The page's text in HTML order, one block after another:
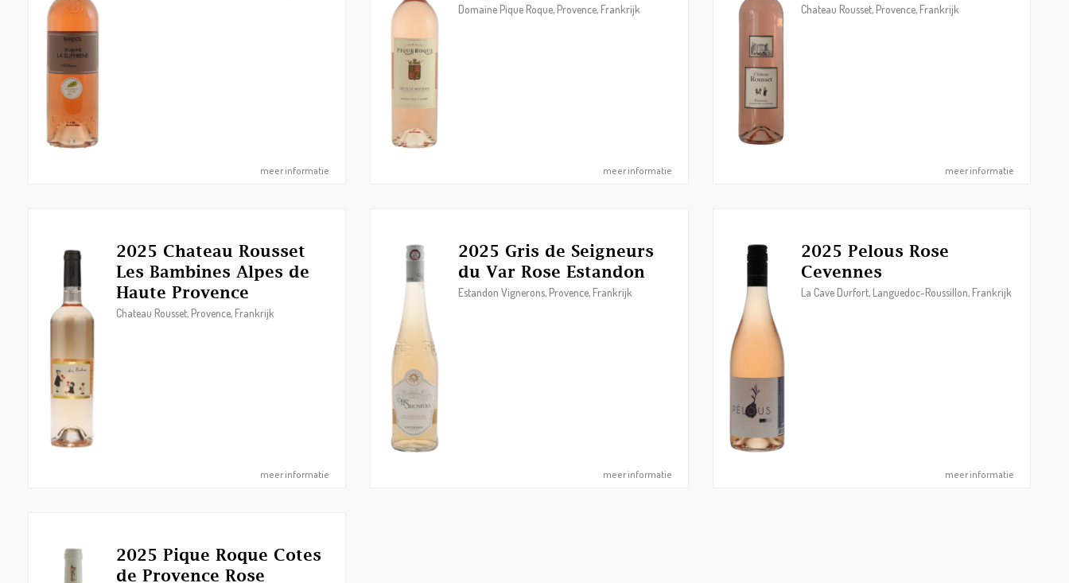
meer informatie
Domaine Pique Roque, Provence, Frankrijk
meer informatie
Chateau Rousset, Provence, Frankrijk
meer informatie
2025 Chateau Rousset
Les Bambines Alpes de
Haute Provence
Chateau Rousset, Provence, Frankrijk
meer informatie
2025 Gris de Seigneurs
du Var Rose Estandon
Estandon Vignerons, Provence, Frankrijk
meer informatie
2025 Pelous Rose
Cevennes
La Cave Durfort, Languedoc-Roussillon, Frankrijk
meer informatie
2025 Pique Roque Cotes
de Provence Rose